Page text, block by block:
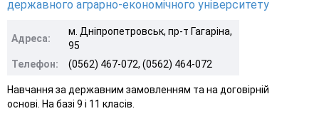
державного аграрно-економічного університету
Адреса:
м. Дніпропетровськ, пр-т Гагаріна,
95
Телефон:
(0562) 467-072, (0562) 464-072
Навчання за державним замовленням та на договірній
основі. На базі 9 і 11 класів.